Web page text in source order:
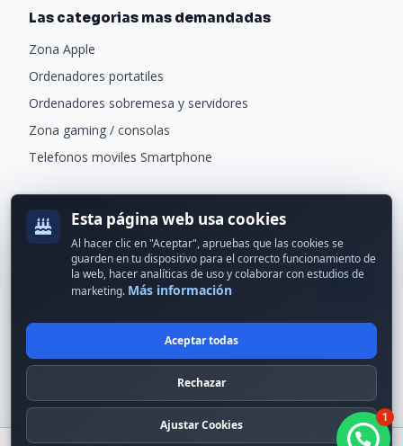
Las categorias mas demandadas
Zona Apple
Ordenadores portatiles
Ordenadores sobremesa y servidores
Zona gaming / consolas
Telefonos moviles Smartphone
Recibe ofertas exclusivas y novedades.
© 2024 Erson Tecnología. Todos los derechos reservados.
Política de privacidad
Condiciones Generales 1
Esta página web usa cookies
Al hacer clic en "Aceptar", apruebas que las cookies se
guarden en tu dispositivo para el correcto funcionamiento de
la web, hacer analíticas de uso y colaborar con estudios de
marketing. Más información
Aceptar todas
Rechazar
Ajustar Cookies